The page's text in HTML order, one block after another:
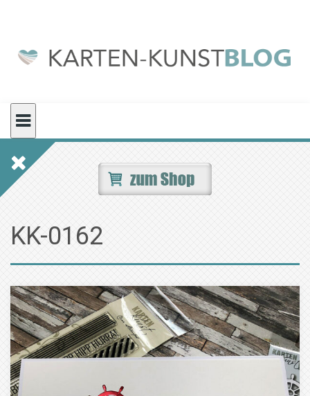
KK-0162